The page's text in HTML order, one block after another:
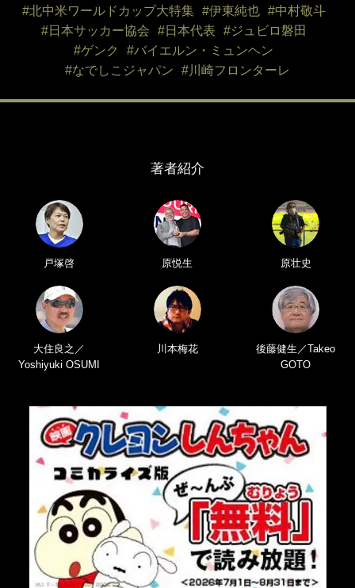
#北中米ワールドカップ大特集 #伊東純也
#中村敬斗
#日本サッカー協会
#日本代表
#ジュビロ磐田
#ゲンク
#バイエルン・ミュンヘン
#なでしこジャパン
#川崎フロンターレ
著者紹介
戸塚啓 原悦生 原壮史
大住良之／
Yoshiyuki OSUMI
川本梅花
後藤健生／Takeo
GOTO